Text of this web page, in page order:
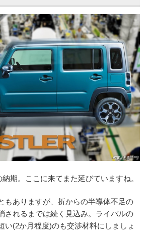
期。ここに来てまた延びていますね。
もありますが、折からの半導体不足の
されるまでは続く見込み。ライバルの
い(2か月程度)のも交渉材料にしましょ